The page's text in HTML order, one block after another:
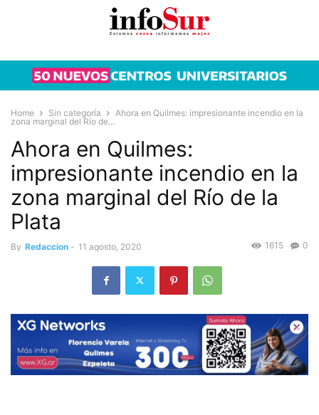
Home Sin categoría
Ahora en Quilmes: impresionante incendio en la
zona marginal del Río de...
Ahora en Quilmes:
impresionante incendio en la
zona marginal del Río de la
Plata
By Redaccion - 11 agosto, 2020 0
1615